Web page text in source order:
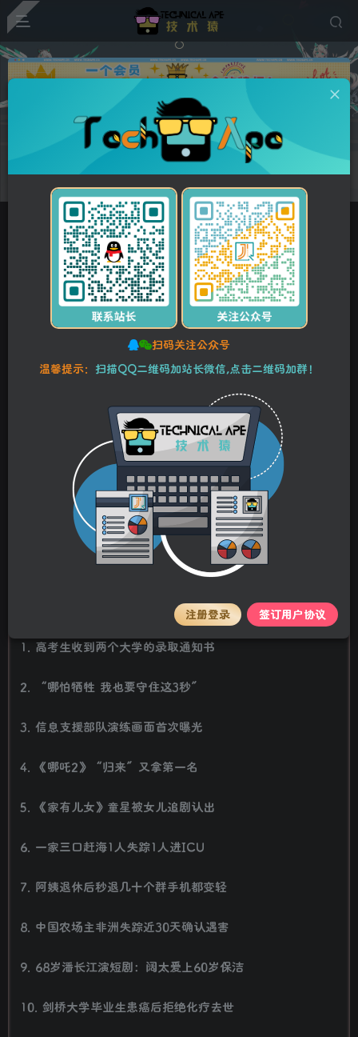
广告
每天60秒读懂世界 正文
08月03日，星期日, 每天60秒读懂全世界！
stalker
1年前发布
关注
0 18
百度热搜新闻
1. 高考生收到两个大学的录取通知书
2. “哪怕牺牲 我也要守住这3秒”
3. 信息支援部队演练画面首次曝光
4. 《哪吒2》“归来”又拿第一名
5. 《家有儿女》童星被女儿追剧认出
6. 一家三口赶海1人失踪1人进ICU
7. 阿姨退休后秒退几十个群手机都变轻
8. 中国农场主非洲失踪近30天确认遇害
9. 68岁潘长江演短剧：阔太爱上60岁保洁
10. 剑桥大学毕业生患癌后拒绝化疗去世
扫码关注公众号
温馨提示： 扫描QQ二维码加站长微信,点击二维码加群！
注册登录 签订用户协议